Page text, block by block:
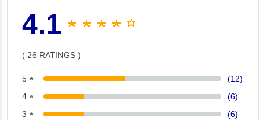
4.1 ★ ★ ★ ★ ☆
( 26 RATINGS )
5 ★
(12)
4 ★
(6)
3 ★
(6)